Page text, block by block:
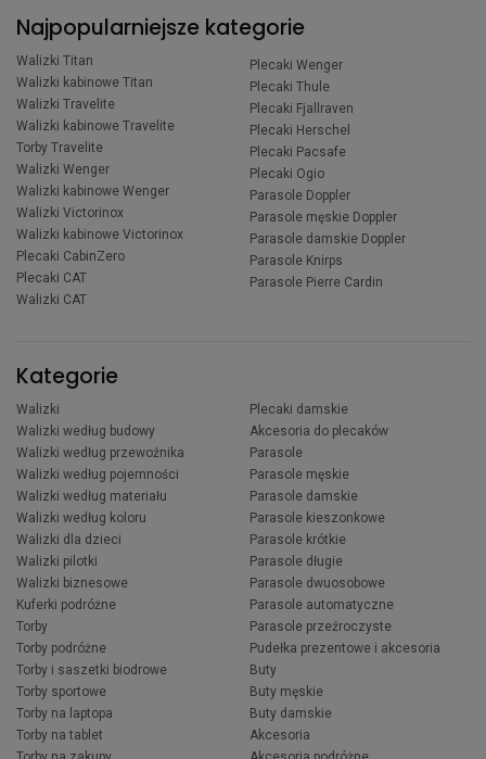
Najpopularniejsze kategorie
Walizki Titan
Walizki kabinowe Titan
Walizki Travelite
Walizki kabinowe Travelite
Torby Travelite
Walizki Wenger
Walizki kabinowe Wenger
Walizki Victorinox
Walizki kabinowe Victorinox
Plecaki CabinZero
Plecaki CAT
Walizki CAT
Plecaki Wenger
Plecaki Thule
Plecaki Fjallraven
Plecaki Herschel
Plecaki Pacsafe
Plecaki Ogio
Parasole Doppler
Parasole męskie Doppler
Parasole damskie Doppler
Parasole Knirps
Parasole Pierre Cardin
Kategorie
Walizki
Walizki według budowy
Walizki według przewoźnika
Walizki według pojemności
Walizki według materiału
Walizki według koloru
Walizki dla dzieci
Walizki pilotki
Walizki biznesowe
Kuferki podróżne
Torby
Torby podróżne
Torby i saszetki biodrowe
Torby sportowe
Torby na laptopa
Torby na tablet
Plecaki damskie
Akcesoria do plecaków
Parasole
Parasole męskie
Parasole damskie
Parasole kieszonkowe
Parasole krótkie
Parasole długie
Parasole dwuosobowe
Parasole automatyczne
Parasole przeźroczyste
Pudełka prezentowe i akcesoria
Buty
Buty męskie
Buty damskie
Akcesoria